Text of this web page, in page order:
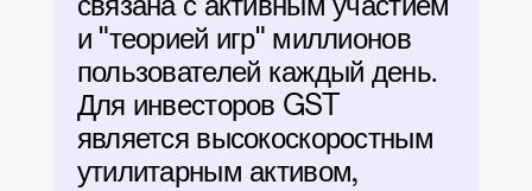
и "теорией игр" миллионов
пользователей каждый день.
Для инвесторов GST
является высокоскоростным
утилитарным активом,